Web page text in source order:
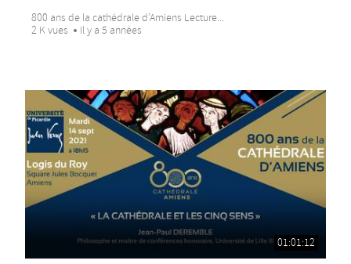
800 ans de la cathédrale d’Amiens Lecture...
2 K vues
Il y a 5 années
01:01:12